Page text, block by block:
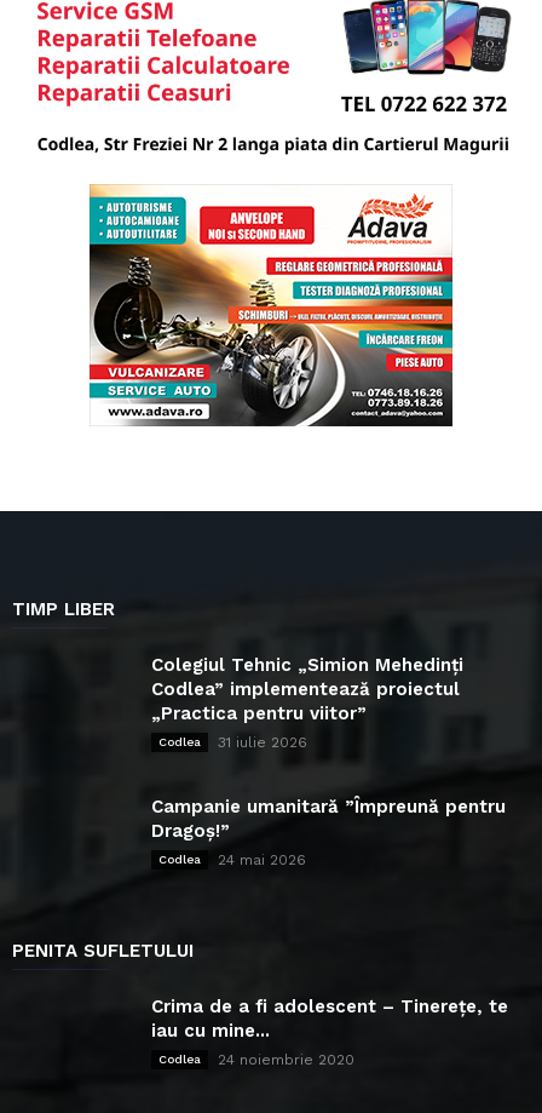
TIMP LIBER
Colegiul Tehnic „Simion Mehedinți
Codlea” implementează proiectul
„Practica pentru viitor”
Codlea 31 iulie 2026
Campanie umanitară ”Împreună pentru
Dragoș!”
Codlea 24 mai 2026
PENITA SUFLETULUI
Crima de a fi adolescent – Tinerețe, te
iau cu mine...
Codlea 24 noiembrie 2020